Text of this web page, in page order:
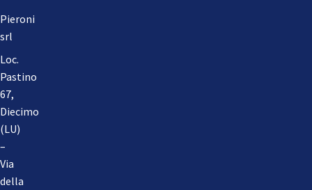
Pieroni
srl
Loc.
Pastino
67,
Diecimo
(LU)
–
Via
della